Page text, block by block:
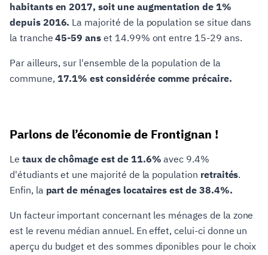
habitants en 2017, soit une augmentation de 1%
depuis 2016. La majorité de la population se situe dans
la tranche45-59 ans et 14.99% ont entre 15-29 ans.
Par ailleurs, sur l'ensemble de la population de la
commune, 17.1% est considérée comme précaire.
Parlons de l’économie de Frontignan !
Le taux de chômage est de 11.6% avec 9.4%
d'étudiants et une majorité de la population retraités.
Enfin, la part de ménages locataires est de 38.4%.
Un facteur important concernant les ménages de la zone
est le revenu médian annuel. En effet, celui-ci donne un
aperçu du budget et des sommes diponibles pour le choix